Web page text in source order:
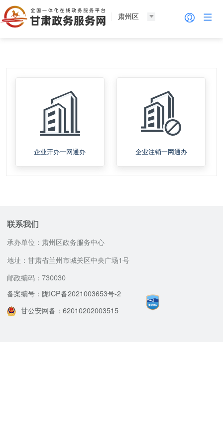
肃州区
企业开办一网通办 企业注销一网通办
联系我们
承办单位：肃州区政务服务中心
地址：甘肃省兰州市城关区中央广场1号
邮政编码：730030
备案编号：陇ICP备2021003653号-2
甘公安网备：62010202003515